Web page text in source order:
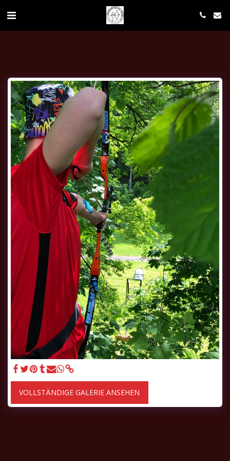
VOLLSTÄNDIGE GALERIE ANSEHEN